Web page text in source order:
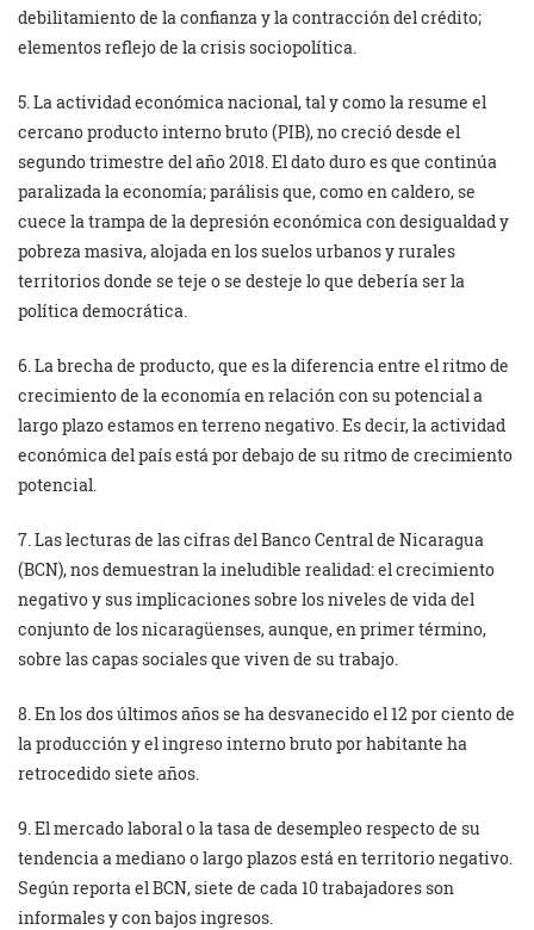
debilitamiento de la confianza y la contracción del crédito;
elementos reflejo de la crisis sociopolítica.
5. La actividad económica nacional, tal y como la resume el
cercano producto interno bruto (PIB), no creció desde el
segundo trimestre del año 2018. El dato duro es que continúa
paralizada la economía; parálisis que, como en caldero, se
cuece la trampa de la depresión económica con desigualdad y
pobreza masiva, alojada en los suelos urbanos y rurales
territorios donde se teje o se desteje lo que debería ser la
política democrática.
6. La brecha de producto, que es la diferencia entre el ritmo de
crecimiento de la economía en relación con su potencial a
largo plazo estamos en terreno negativo. Es decir, la actividad
económica del país está por debajo de su ritmo de crecimiento
potencial.
7. Las lecturas de las cifras del Banco Central de Nicaragua
(BCN), nos demuestran la ineludible realidad: el crecimiento
negativo y sus implicaciones sobre los niveles de vida del
conjunto de los nicaragüenses, aunque, en primer término,
sobre las capas sociales que viven de su trabajo.
8. En los dos últimos años se ha desvanecido el 12 por ciento de
la producción y el ingreso interno bruto por habitante ha
retrocedido siete años.
9. El mercado laboral o la tasa de desempleo respecto de su
tendencia a mediano o largo plazos está en territorio negativo.
Según reporta el BCN, siete de cada 10 trabajadores son
informales y con bajos ingresos.